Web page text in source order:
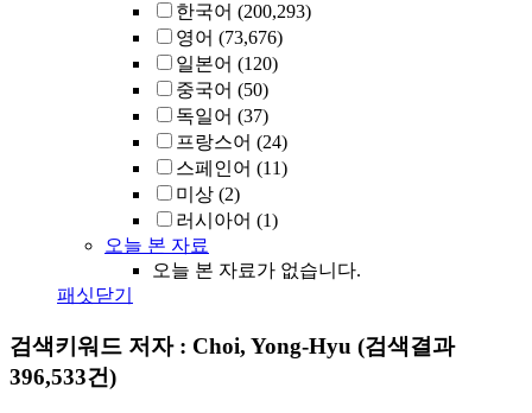
한국어 (200,293)
영어 (73,676)
일본어 (120)
중국어 (50)
독일어 (37)
프랑스어 (24)
스페인어 (11)
미상 (2)
러시아어 (1)
오늘 본 자료
오늘 본 자료가 없습니다.
패싯닫기
검색키워드 저자 : Choi, Yong-Hyu (검색결과
396,533건)